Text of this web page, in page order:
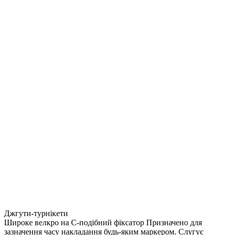
Джгути-турнікети
Широке велкро на С-подібний фіксатор Призначено для
зазначення часу накладання будь-яким маркером. Слугує